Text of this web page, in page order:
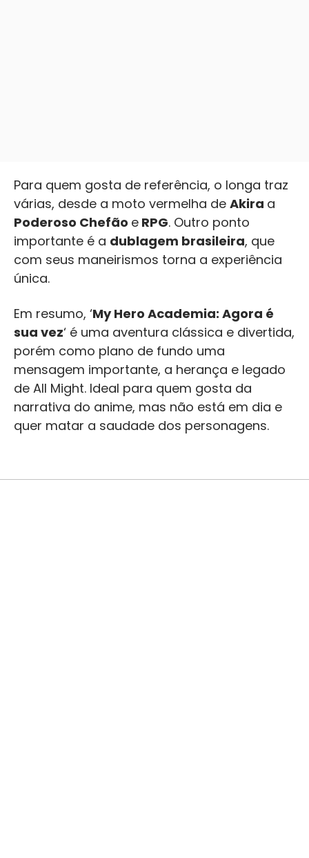
Para quem gosta de referência, o longa traz
várias, desde a moto vermelha de Akira a
Poderoso Chefão e RPG. Outro ponto
importante é a dublagem brasileira, que
com seus maneirismos torna a experiência
única.
Em resumo, ‘My Hero Academia: Agora é
sua vez‘ é uma aventura clássica e divertida,
porém como plano de fundo uma
mensagem importante, a herança e legado
de All Might. Ideal para quem gosta da
narrativa do anime, mas não está em dia e
quer matar a saudade dos personagens.